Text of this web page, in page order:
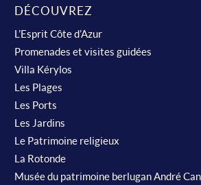
DÉCOUVREZ
L’Esprit Côte d’Azur
Promenades et visites guidées
Villa Kérylos
Les Plages
Les Ports
Les Jardins
Le Patrimoine religieux
La Rotonde
Musée du patrimoine berlugan André